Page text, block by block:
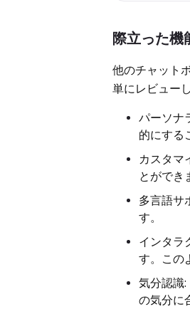
際立った機
他のチャット
単にレビュー
パーソナ
的にする
カスタマ
とができ
多言語サ
す。
インタラ
す。この
気分認識
の気分に